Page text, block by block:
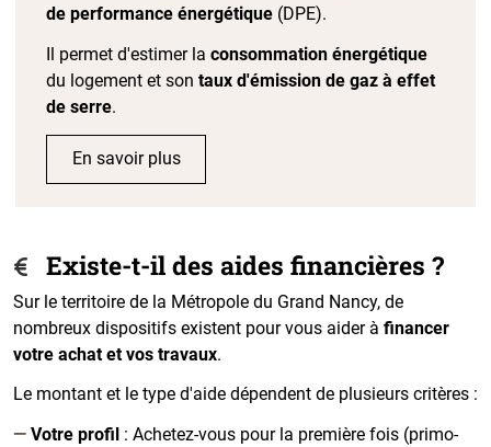
de performance énergétique (DPE).
Il permet d'estimer laconsommation énergétique
du logement et son taux d'émission de gaz à effet
de serre.
En savoir plus
Existe-t-il des aides financières ?
Sur le territoire de la Métropole du Grand Nancy, de
nombreux dispositifs existent pour vous aider à financer
votre achat et vos travaux.
Le montant et le type d'aide dépendent de plusieurs critères :
Votre profil : Achetez-vous pour la première fois (primo-